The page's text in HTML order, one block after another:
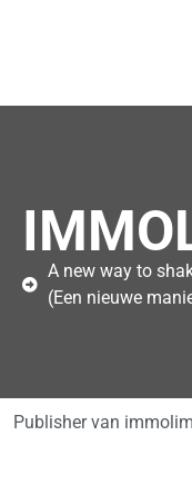
A new way to
(Een nieuwe
Publisher van